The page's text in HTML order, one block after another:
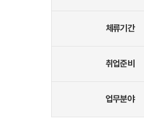
체류기간
취업준비
업무분야